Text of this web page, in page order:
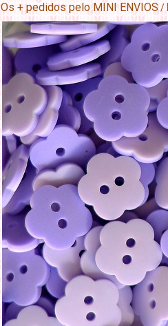
Os + pedidos pelo MINI ENVIOS/